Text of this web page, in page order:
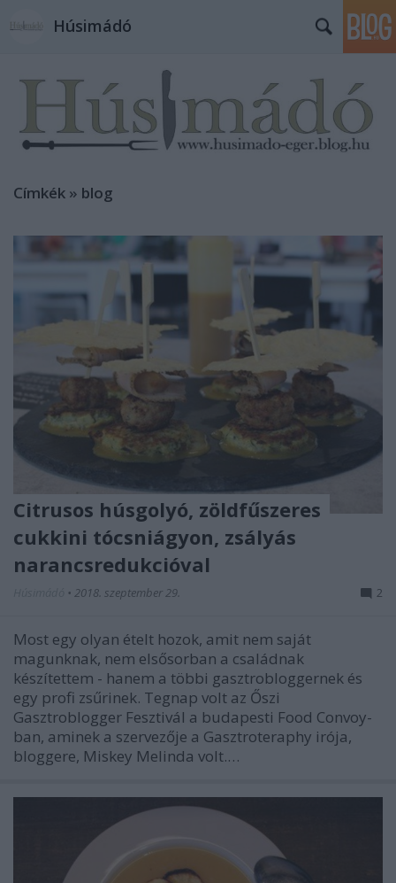
Húsimádó
Címkék » blog
Citrusos húsgolyó, zöldfűszeres
cukkini tócsniágyon, zsályás
narancsredukcióval
• 2018. szeptember 29. 2
Most egy olyan ételt hozok, amit nem saját
magunknak, nem elsősorban a családnak
készítettem - hanem a többi gasztrobloggernek és
egy profi zsűrinek. Tegnap volt az Őszi
Gasztroblogger Fesztivál a budapesti Food Convoy-
ban, aminek a szervezője a Gasztroteraphy irója,
bloggere, Miskey Melinda volt.…